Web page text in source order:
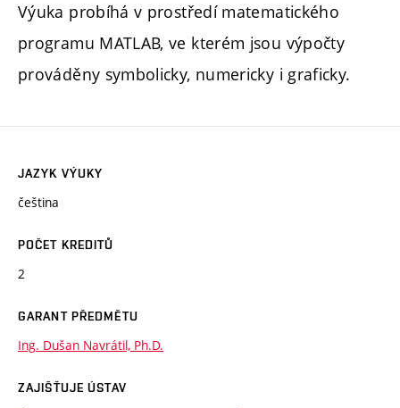
Výuka probíhá v prostředí matematického
programu MATLAB, ve kterém jsou výpočty
prováděny symbolicky, numericky i graficky.
JAZYK VÝUKY
čeština
POČET KREDITŮ
2
GARANT PŘEDMĚTU
Ing. Dušan Navrátil, Ph.D.
ZAJIŠŤUJE ÚSTAV